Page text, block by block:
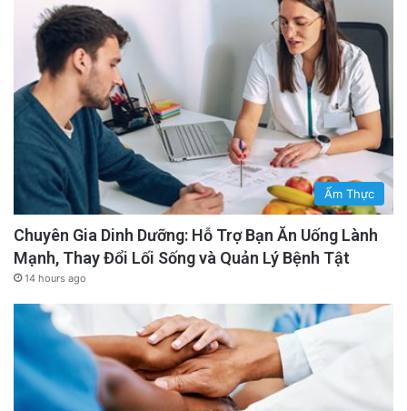
Ẩm Thực
Chuyên Gia Dinh Dưỡng: Hỗ Trợ Bạn Ăn Uống Lành
Mạnh, Thay Đổi Lối Sống và Quản Lý Bệnh Tật
14 hours ago